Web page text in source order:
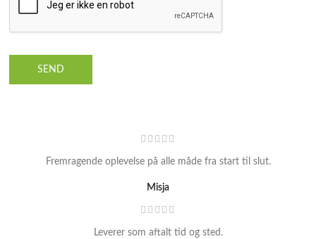
SEND
Fremragende oplevelse på alle måde fra start til slut.
Misja
Leverer som aftalt tid og sted.